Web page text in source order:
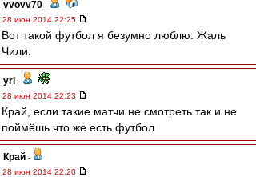
vvovv70 -
28 июн 2014 22:25
Вот такой футбол я безумно люблю. Жаль
Чили.
yri -
28 июн 2014 22:23
Край, если такие матчи не смотреть так и не
поймёшь что же есть футбол
Край -
28 июн 2014 22:20